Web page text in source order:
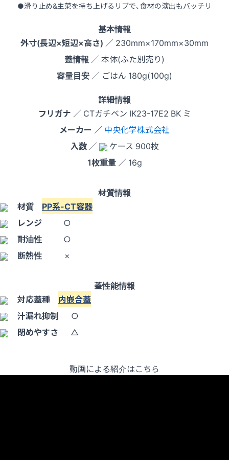
●滑り止め&主菜を持ち上げるリブで、食材の演出もバッチリ
基本情報
外寸(長辺×短辺×高さ) ／ 230mm×170mm×30mm
蓋情報 ／ 本体(ふた別売り)
容量目安 ／ ごはん 180g(100g)
詳細情報
フリガナ ／ CTガチベン IK23-17E2 BK ミ
メーカー ／ 中央化学株式会社
入数／
ケース 900枚
1枚重量／ 16g
材質情報
材質 PP系-CT容器
レンジ
○
耐油性
○
断熱性
×
蓋性能情報
対応蓋種 内嵌合蓋
汁漏れ抑制
○
閉めやすさ
△
動画による紹介はこちら